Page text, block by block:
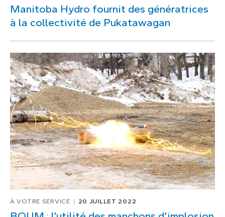
Manitoba Hydro fournit des génératrices
à la collectivité de Pukatawagan
À VOTRE SERVICE 20 JUILLET 2022